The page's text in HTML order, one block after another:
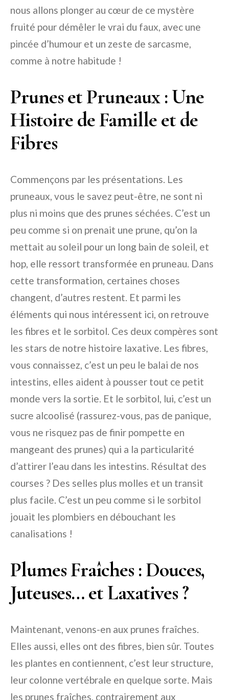
nous allons plonger au cœur de ce mystère
fruité pour démêler le vrai du faux, avec une
pincée d’humour et un zeste de sarcasme,
comme à notre habitude !
Prunes et Pruneaux : Une
Histoire de Famille et de
Fibres
Commençons par les présentations. Les
pruneaux, vous le savez peut-être, ne sont ni
plus ni moins que des prunes séchées. C’est un
peu comme si on prenait une prune, qu’on la
mettait au soleil pour un long bain de soleil, et
hop, elle ressort transformée en pruneau. Dans
cette transformation, certaines choses
changent, d’autres restent. Et parmi les
éléments qui nous intéressent ici, on retrouve
les fibres et le sorbitol. Ces deux compères sont
les stars de notre histoire laxative. Les fibres,
vous connaissez, c’est un peu le balai de nos
intestins, elles aident à pousser tout ce petit
monde vers la sortie. Et le sorbitol, lui, c’est un
sucre alcoolisé (rassurez-vous, pas de panique,
vous ne risquez pas de finir pompette en
mangeant des prunes) qui a la particularité
d’attirer l’eau dans les intestins. Résultat des
courses ? Des selles plus molles et un transit
plus facile. C’est un peu comme si le sorbitol
jouait les plombiers en débouchant les
canalisations !
Plumes Fraîches : Douces,
Juteuses… et Laxatives ?
Maintenant, venons-en aux prunes fraîches.
Elles aussi, elles ont des fibres, bien sûr. Toutes
les plantes en contiennent, c’est leur structure,
leur colonne vertébrale en quelque sorte. Mais
les prunes fraîches, contrairement aux